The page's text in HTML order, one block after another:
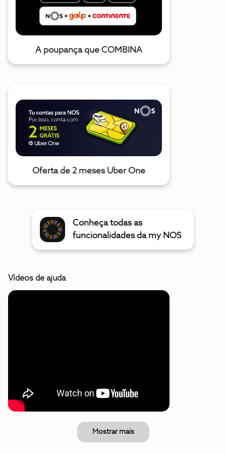
A poupança que COMBINA
Oferta de 2 meses Uber One
Conheça todas as
funcionalidades da my NOS
Vídeos de ajuda
Mostrar mais